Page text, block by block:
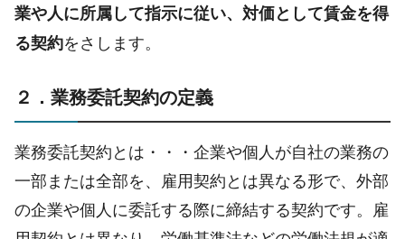
業や人に所属して指示に従い、対価として賃金を得
る契約をさします。
２．業務委託契約の定義
業務委託契約とは・・・企業や個人が自社の業務の
一部または全部を、雇用契約とは異なる形で、外部
の企業や個人に委託する際に締結する契約です。雇